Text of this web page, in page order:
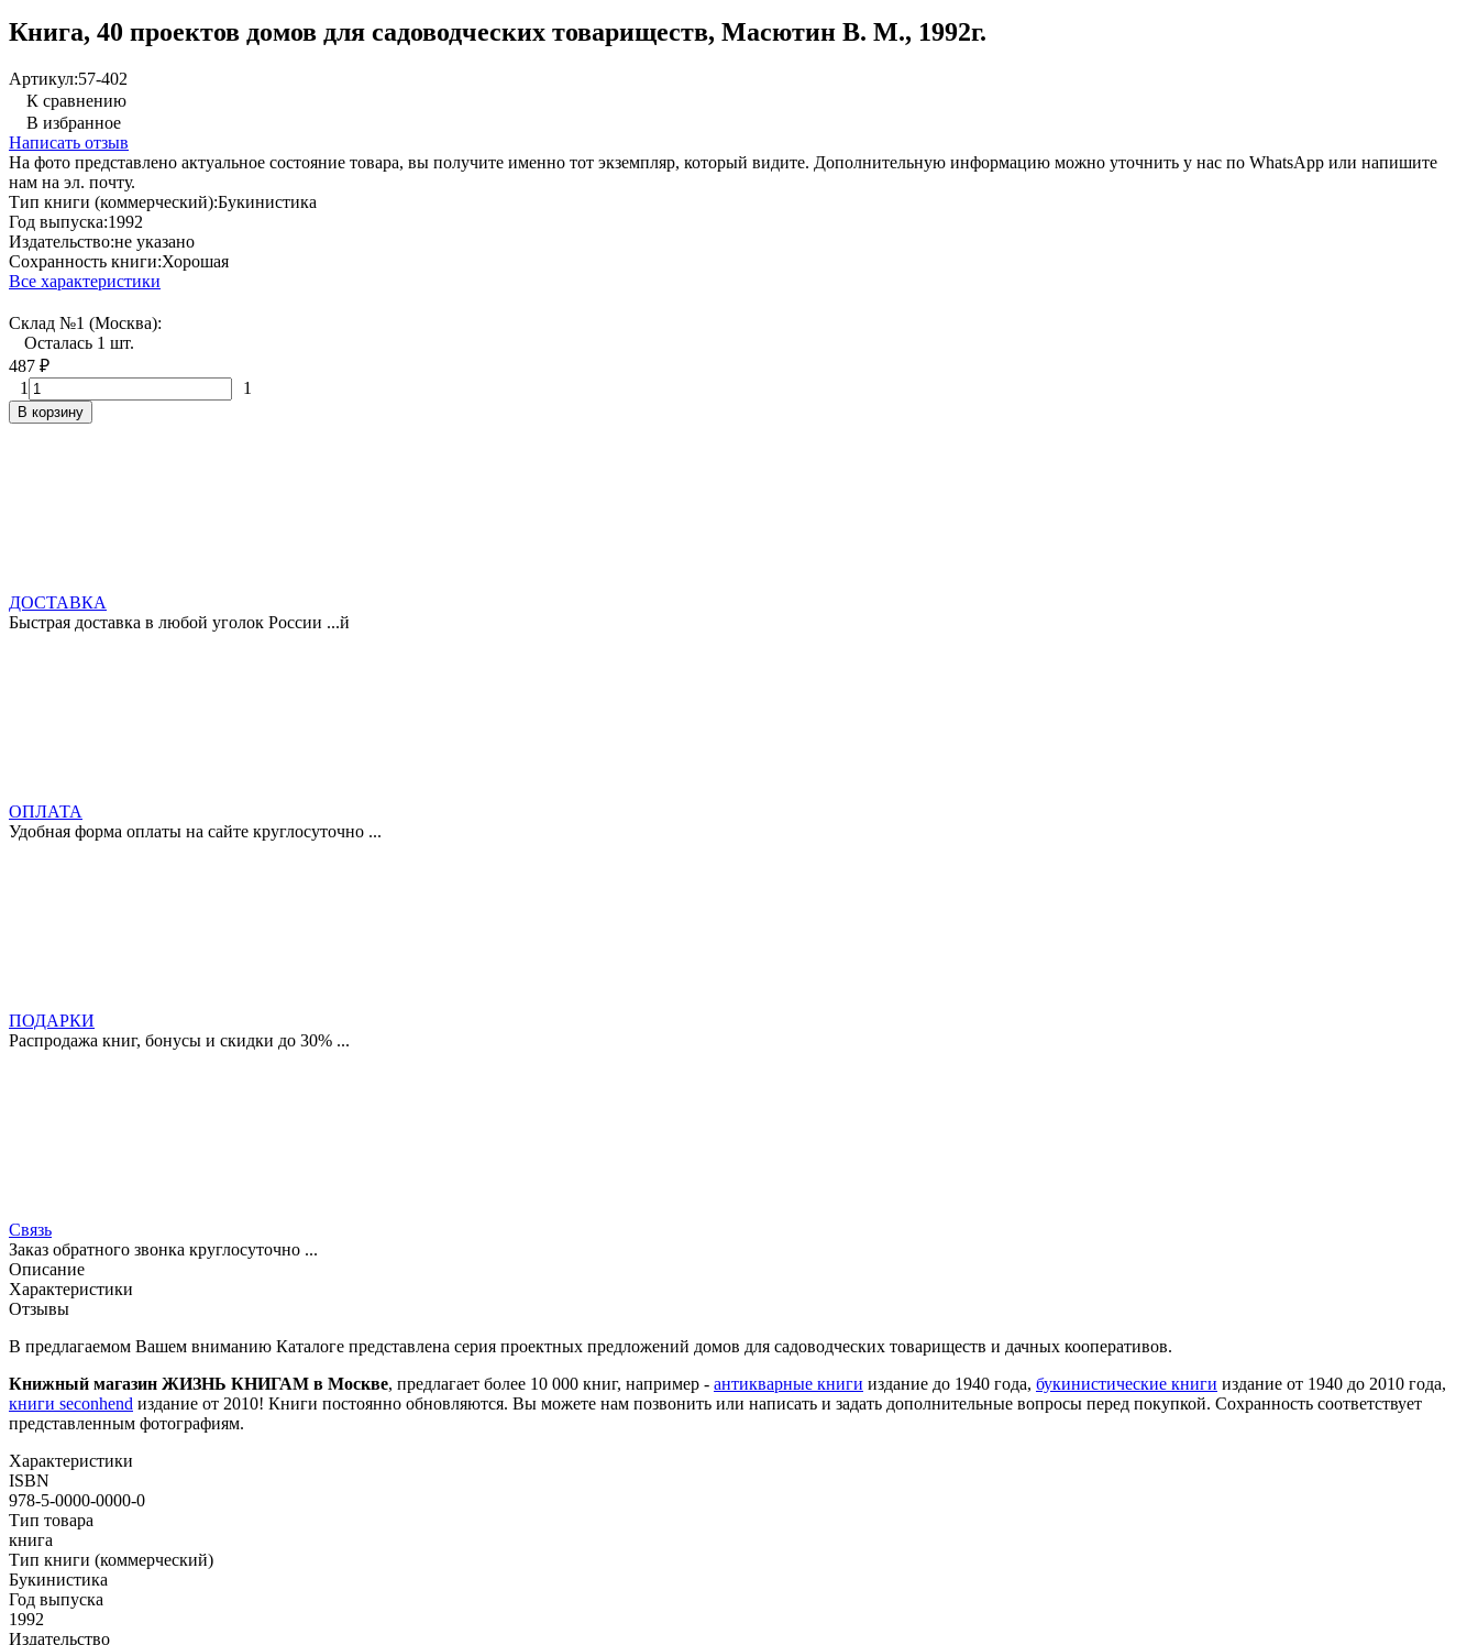
Книга, 40 проектов домов для садоводческих товариществ, Масютин В. М., 1992г.
Артикул:57-402
К сравнению
В избранное
Написать отзыв
На фото представлено актуальное состояние товара, вы получите именно тот экземпляр, который видите. Дополнительную информацию можно уточнить у нас по WhatsApp или напишите
нам на эл. почту.
Тип книги (коммерческий):Букинистика
Год выпуска:1992
Издательство:не указано
Сохранность книги:Хорошая
Все характеристики
Склад №1 (Москва):
Осталась 1 шт.
487 ₽
1
1
В корзину
ДОСТАВКА
Быстрая доставка в любой уголок России ...й
ОПЛАТА
Удобная форма оплаты на сайте круглосуточно ...
ПОДАРКИ
Распродажа книг, бонусы и скидки до 30% ...
Связь
Заказ обратного звонка круглосуточно ...
Описание
Характеристики
Отзывы
В предлагаемом Вашем вниманию Каталоге представлена серия проектных предложений домов для садоводческих товариществ и дачных кооперативов.
Книжный магазин ЖИЗНЬ КНИГАМ в Москве, предлагает более 10 000 книг, например - антикварные книги издание до 1940 года, букинистические книги издание от 1940 до 2010 года,
книги seconhend издание от 2010! Книги постоянно обновляются. Вы можете нам позвонить или написать и задать дополнительные вопросы перед покупкой. Сохранность соответствует
представленным фотографиям.
Характеристики
ISBN
978-5-0000-0000-0
Тип товара
книга
Тип книги (коммерческий)
Букинистика
Год выпуска
1992
Издательство